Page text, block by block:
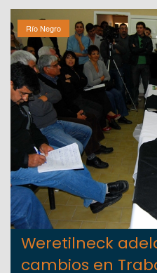
Río Negro
Weretilneck
cambios en